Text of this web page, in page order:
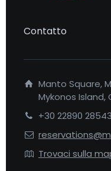
Contatto
Manto Square,
Mykonos Island,
+30 22890 28543
Trovaci sulla